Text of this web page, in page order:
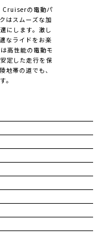
Cruiserの電動パ
はスムーズな加
にします。激し
なライドをお楽
高性能の電動モ
定した走行を保
地帯の道でも、
。